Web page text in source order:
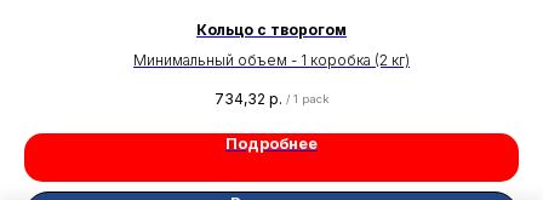
Кольцо с творогом
Минимальный объем - 1 коробка (2 кг)
734,32 р. / 1 pack
Подробнее